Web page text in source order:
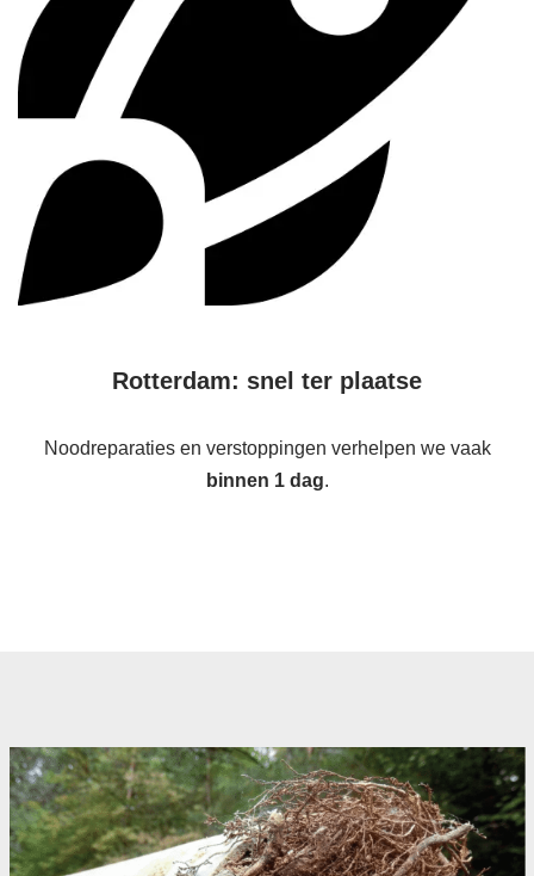
Rotterdam: snel ter plaatse
Noodreparaties en verstoppingen verhelpen we vaak
binnen 1 dag.